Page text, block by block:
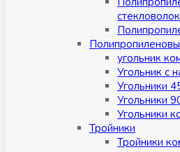
угольник
Угольник с
Угольники
Угольники
Угольники
Тройники
Тройники